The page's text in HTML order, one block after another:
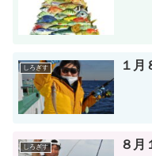
しろぎす １月
しろぎす ８月